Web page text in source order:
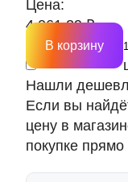
Цена:
4 061.29 ₽
В корзину
Нашли
Если вы
цену в
покупке прямо